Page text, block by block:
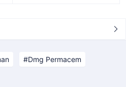
Dmg Permacem